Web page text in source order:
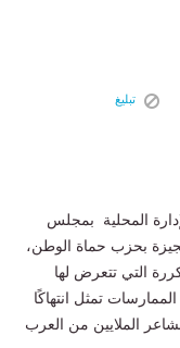
تبليغ
المحلية بمجلس
بحزب حماة الوطن،
التي تتعرض لها
تمثل انتهاكًا
الملايين من العرب